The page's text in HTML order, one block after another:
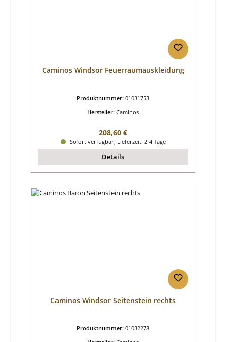
Caminos Windsor Feuerraumauskleidung
Produktnummer: 01031753
Hersteller: Caminos
Regulärer Preis:
208,60 €
Sofort verfügbar, Lieferzeit: 2-4 Tage
Details
Caminos Windsor Seitenstein rechts
Produktnummer: 01032278